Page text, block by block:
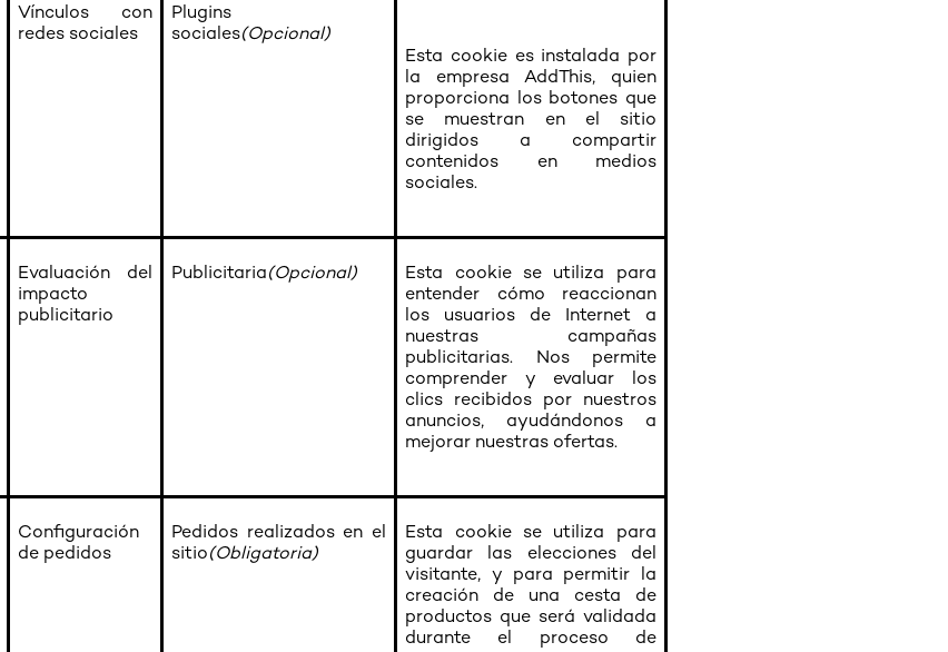
Vínculos con
redes sociales
Plugins
sociales(Opcional)
Esta cookie es instalada por
la empresa AddThis, quien
proporciona los botones que
se muestran en el sitio
dirigidos a compartir
contenidos en medios
sociales.
Evaluación del
impacto
publicitario
Publicitaria(Opcional)
Esta cookie se utiliza para
entender cómo reaccionan
los usuarios de Internet a
nuestras campañas
publicitarias. Nos permite
comprender y evaluar los
clics recibidos por nuestros
anuncios, ayudándonos a
mejorar nuestras ofertas.
Configuración
de pedidos
Pedidos realizados en el
sitio(Obligatoria)
Esta cookie se utiliza para
guardar las elecciones del
visitante, y para permitir la
creación de una cesta de
productos que será validada
durante el proceso de